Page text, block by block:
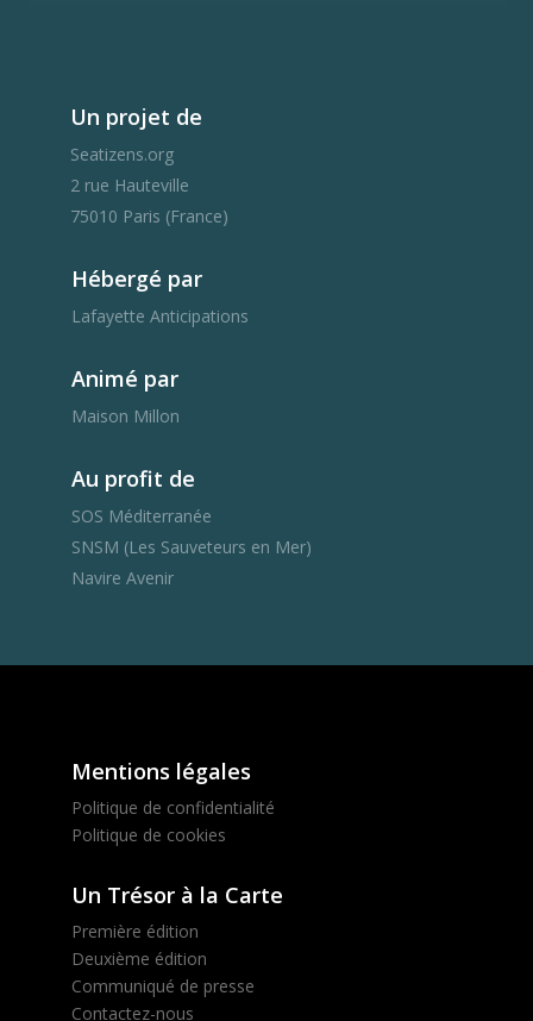
Un projet de
Seatizens.org
2 rue Hauteville
75010 Paris (France)
Hébergé par
Lafayette Anticipations
Animé par
Maison Millon
Au profit de
SOS Méditerranée
SNSM (Les Sauveteurs en Mer)
Navire Avenir
Mentions légales
Politique de confidentialité
Politique de cookies
Un Trésor à la Carte
Première édition
Deuxième édition
Communiqué de presse
Contactez-nous